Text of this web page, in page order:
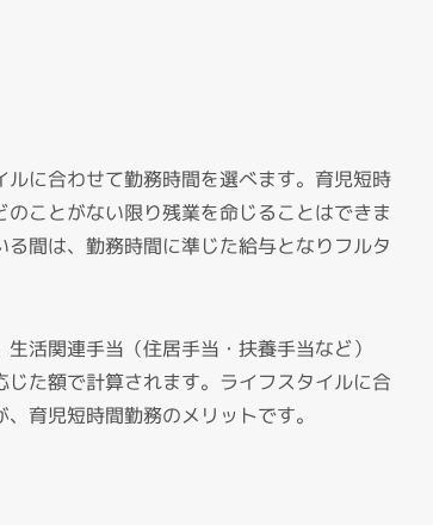
に合わせて勤務時間を選べます。育児短時
ことがない限り残業を命じることはできま
間は、勤務時間に準じた給与となりフルタ
活関連手当（住居手当・扶養手当など）
た額で計算されます。ライフスタイルに合
育児短時間勤務のメリットです。